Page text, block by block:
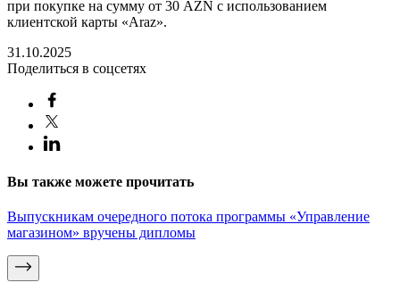
при покупке на сумму от 30 AZN с использованием
клиентской карты «Araz».
31.10.2025
Поделиться в соцсетях
Вы также можете прочитать
Выпускникам очередного потока программы «Управление
магазином» вручены дипломы